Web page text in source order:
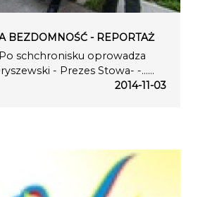
BEZDOMNOŚĆ - REPORTAŻ
schchronisku oprowadza
- Prezes Stowa- -…...
2014-11-03